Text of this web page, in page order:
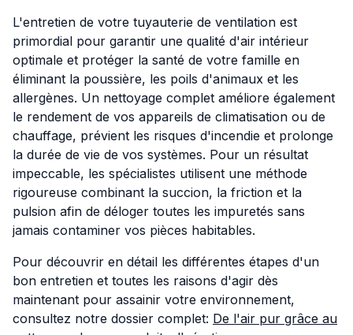
L'entretien de votre tuyauterie de ventilation est
primordial pour garantir une qualité d'air intérieur
optimale et protéger la santé de votre famille en
éliminant la poussière, les poils d'animaux et les
allergènes. Un nettoyage complet améliore également
le rendement de vos appareils de climatisation ou de
chauffage, prévient les risques d'incendie et prolonge
la durée de vie de vos systèmes. Pour un résultat
impeccable, les spécialistes utilisent une méthode
rigoureuse combinant la succion, la friction et la
pulsion afin de déloger toutes les impuretés sans
jamais contaminer vos pièces habitables.
Pour découvrir en détail les différentes étapes d'un
bon entretien et toutes les raisons d'agir dès
maintenant pour assainir votre environnement,
consultez notre dossier complet: De l'air pur grâce au